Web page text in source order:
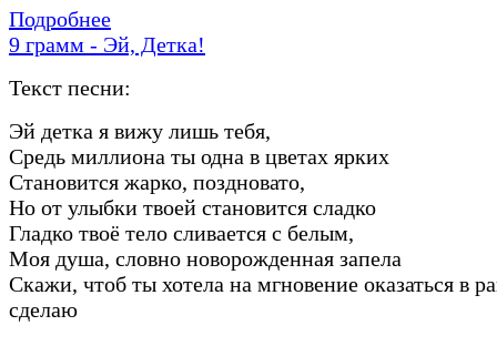
Подробнее
9 грамм - Эй, Детка!
Текст песни:
Эй детка я вижу лишь тебя,
Средь миллиона ты одна в цветах ярких
Становится жарко, поздновато,
Но от улыбки твоей становится сладко
Гладко твоё тело сливается с белым,
Моя душа, словно новорожденная запела
Скажи, чтоб ты хотела на мгновение оказаться в
сделаю